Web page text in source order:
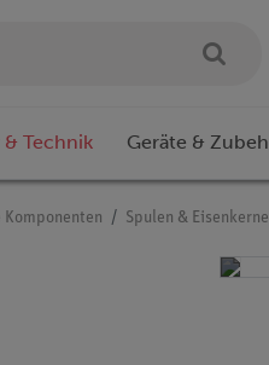
Technik Geräte &
Spulen & Eisenkerne